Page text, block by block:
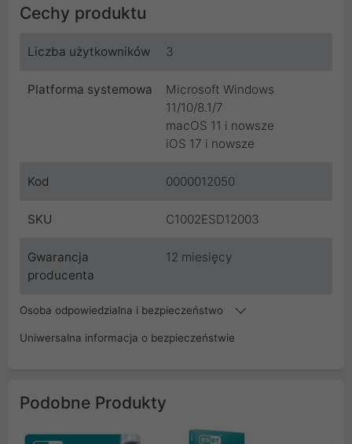
Cechy produktu
Liczba użytkowników 3
Platforma systemowa
Microsoft Windows
11/10/8.1/7
macOS 11 i nowsze
iOS 17 i nowsze
Kod 0000012050
SKU C1002ESD12003
Gwarancja
producenta
12 miesięcy
Osoba odpowiedzialna i bezpieczeństwo
Uniwersalna informacja o bezpieczeństwie
Podobne Produkty